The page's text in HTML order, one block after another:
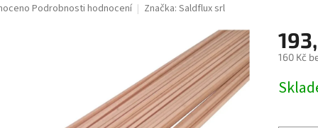
Podrobnosti hodnocení Značka: Saldflux srl
160 Kč
cena: